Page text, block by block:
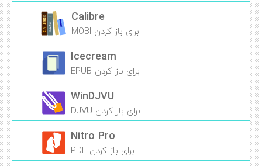
Calibre
برای باز کردن MOBI
Icecream
برای باز کردن EPUB
WinDJVU
برای باز کردن DJVU
Nitro Pro
برای باز کردن PDF